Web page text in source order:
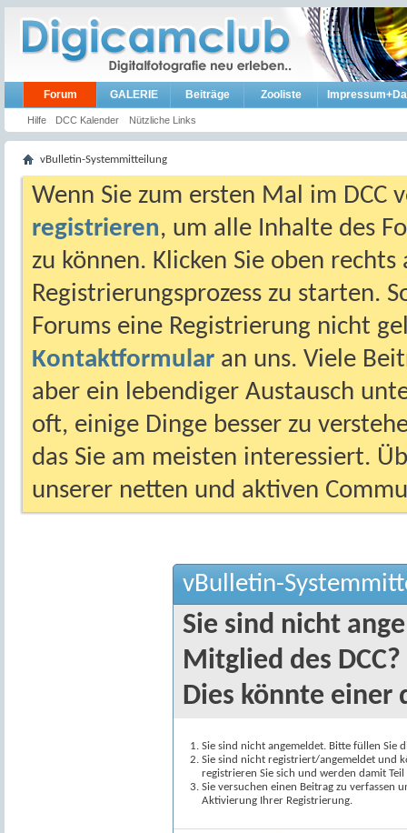
Forum
Hilfe DCC Kalender Nützliche Links
GALERIE Beiträge Zooliste
vBulletin-Systemmitteilung
Wenn Sie zum ersten Mal im DCC
registrieren, um alle Inhalte des
zu können. Klicken Sie oben
Registrierungsprozess zu starten.
Forums eine Registrierung nicht
Kontaktformular an uns. Viele
aber ein lebendiger Austausch
oft, einige Dinge besser zu
das Sie am meisten interessiert.
unserer netten und aktiven
vBulletin-
Sie sind nicht
Mitglied des DCC?
Dies könnte einer
Sie sind nicht angemeldet. Bitte füllen Sie
Sie sind nicht registriert/angemeldet und
registrieren Sie sich und werden damit
Sie versuchen einen Beitrag zu verfassen
Aktivierung Ihrer Registrierung.